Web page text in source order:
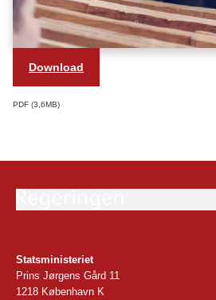
Download
PDF 3,6MB
Statsministeriet
Prins Jørgens Gård 11
1218 København K